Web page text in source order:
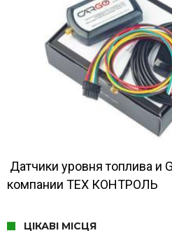
Датчики уровня топлива и
компании ТЕХ КОНТРОЛЬ
ЦІКАВІ МІСЦЯ